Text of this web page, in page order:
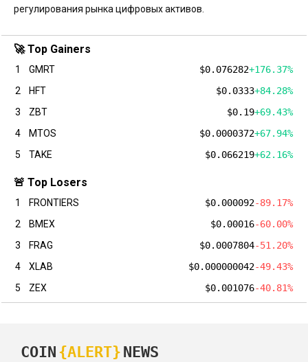
регулирования рынка цифровых активов.
🚀 Top Gainers
1 GMRT $0.076282+176.37%
2
HFT $0.0333+84.28%
3
ZBT $0.19+69.43%
4
MTOS $0.0000372+67.94%
5
TAKE $0.066219+62.16%
🚨 Top Losers
1 FRONTIERS $0.000092-89.17%
2
BMEX $0.00016-60.00%
3
FRAG $0.0007804-51.20%
4
XLAB $0.000000042-49.43%
5
ZEX $0.001076-40.81%
COIN {ALERT} NEWS